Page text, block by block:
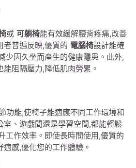
或 可躺椅能有效緩解腰背疼痛,改善
者普遍反映,優質的 電腦椅設計能確
少因久坐而產生的健康隱患。此外,
阻隔壓力,降低肌肉勞累。
功能,使椅子能適應不同工作環境和
室、遊戲間還是學習空間,都能輕鬆
工作效率。即使長時間使用,優質的
適感,優化您的工作體驗。